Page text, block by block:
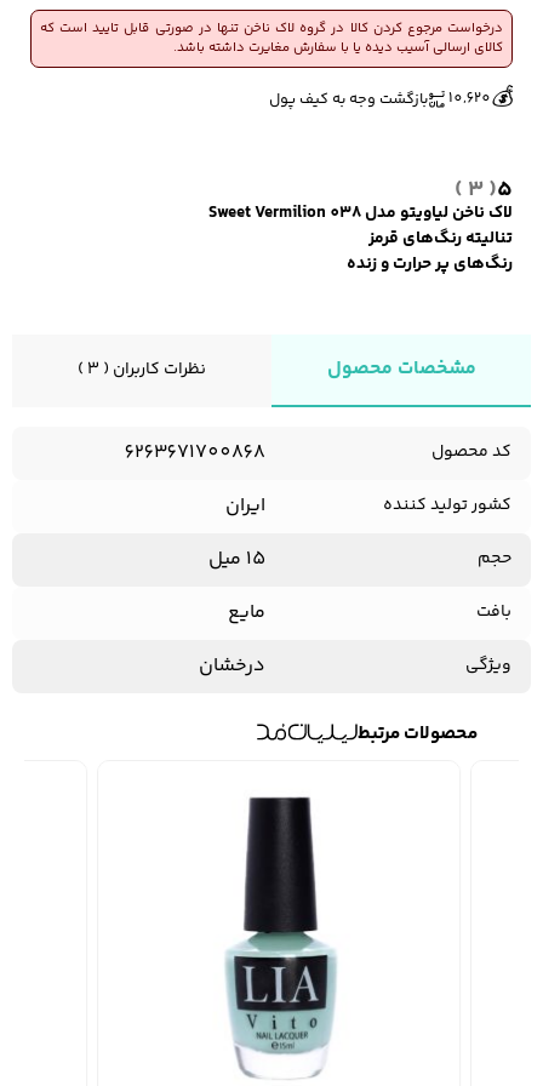
کفش مردانه
لباس زیر و راحتی
لباس زیر مردانه 5
( 3 )
لاک ناخن لیاویتو مدل 038 Sweet Vermilion
تنالیته رنگ‌های قرمز
رنگ‌های پر حرارت و زنده
درخواست مرجوع کردن کالا در گروه لاک ناخن تنها در صورتی قابل تایید است که
کالای ارسالی آسیب دیده یا با سفارش مغایرت داشته باشد.🔥 5 فروش در هفته گذشته 👀 587 بازدید در ۲۴ ساعت گذشته
💰
10,620 بازگشت وجه به کیف پول
مشخصات محصول نظرات کاربران ( 3 )
کد محصول 6263671700868
کشور تولید کننده ایران
حجم 15 میل
بافت مایع
ویژگی درخشان
محصولات مرتبط